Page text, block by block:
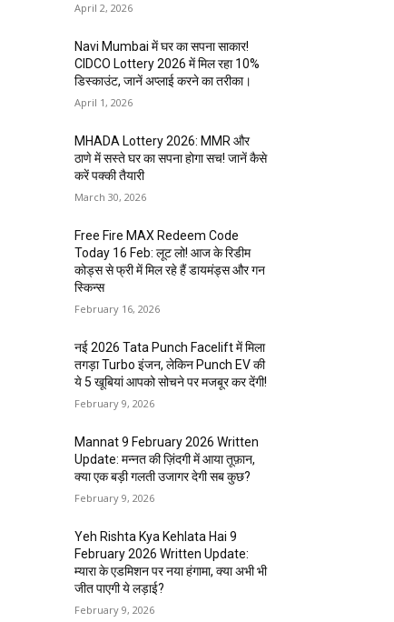
April 2, 2026
Navi Mumbai में घर का सपना साकार!
CIDCO Lottery 2026 में मिल रहा 10%
डिस्काउंट, जानें अप्लाई करने का तरीका।
April 1, 2026
MHADA Lottery 2026: MMR और
ठाणे में सस्ते घर का सपना होगा सच! जानें कैसे
करें पक्की तैयारी
March 30, 2026
Free Fire MAX Redeem Code
Today 16 Feb: लूट लो! आज के रिडीम
कोड्स से फ्री में मिल रहे हैं डायमंड्स और गन
स्किन्स
February 16, 2026
नई 2026 Tata Punch Facelift में मिला
तगड़ा Turbo इंजन, लेकिन Punch EV की
ये 5 खूबियां आपको सोचने पर मजबूर कर देंगी!
February 9, 2026
Mannat 9 February 2026 Written
Update: मन्नत की ज़िंदगी में आया तूफ़ान,
क्या एक बड़ी गलती उजागर देगी सब कुछ?
February 9, 2026
Yeh Rishta Kya Kehlata Hai 9
February 2026 Written Update:
म्यारा के एडमिशन पर नया हंगामा, क्या अभी भी
जीत पाएगी ये लड़ाई?
February 9, 2026